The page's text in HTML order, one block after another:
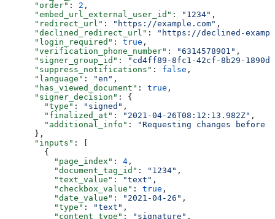
      "order"
: 2 ,
      "embed_url_external_user_id"
: "1234" ,
      "redirect_url"
: "https://example.com" ,
      "declined_redirect_url"
:
"https://declined-
      "login_required"
: true ,
      "verification_phone_number"
: "6314578901" ,
      "signer_group_id"
:
"cd4ff89-8fc1-42cf-8b29-
      "suppress_notifications"
: false ,
      "language"
: "en" ,
      "has_viewed_document"
: true ,
      "signer_decision"
: {
        "type"
: "signed" ,
        "finalized_at"
: "2021-04-26T08:12:13.982Z" ,
        "additional_info"
:
"Requesting changes before
      },
      "inputs"
: [
        {
          "page_index"
: 4 ,
          "document_tag_id"
: "1234" ,
          "text_value"
: "text" ,
          "checkbox_value"
: true ,
          "date_value"
: "2021-04-26" ,
          "type"
: "text" ,
          "content_type"
: "signature" ,